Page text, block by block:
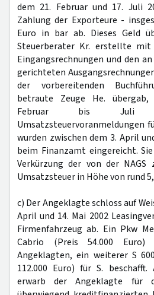
dem 21. Februar und 17. Juli
Zahlung der Exporteure -
Euro in bar ab. Dieses Geld
Steuerberater Kr. erstellte mit
Eingangsrechnungen und den an
gerichteten
der vorbereitenden
betraute Zeuge He.
Februar bis Juli
Umsatzsteuervoranmeldungen
wurden zwischen dem 3. April
beim Finanzamt eingereicht.
Verkürzung der von der NAGS
Umsatzsteuer in Höhe von rund
c) Der Angeklagte schloss auf
April und 14. Mai 2002
Firmenfahrzeug ab. Ein Pkw
Cabrio (Preis 54.000
Angeklagten, ein weiterer S
112.000 Euro) für S.
erwarb der Angeklagte für